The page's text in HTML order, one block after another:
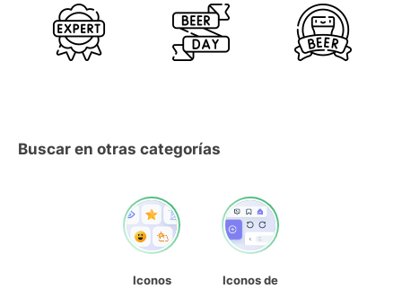
Buscar en otras categorías
Iconos
Iconos de